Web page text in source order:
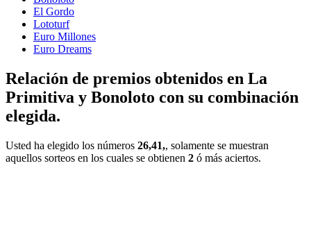
El Gordo
Lototurf
Euro Millones
Euro Dreams
Relación de premios obtenidos en La
Primitiva y Bonoloto con su combinación
elegida.
Usted ha elegido los números 26,41,, solamente se muestran
aquellos sorteos en los cuales se obtienen 2 ó más aciertos.